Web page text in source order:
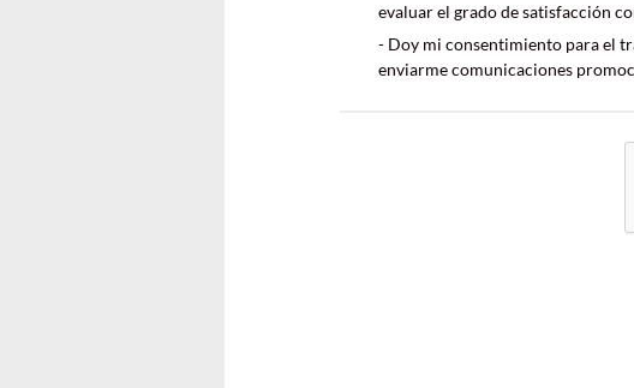
evaluar el grado de satisfacción
- Doy mi consentimiento para el
enviarme comunicaciones